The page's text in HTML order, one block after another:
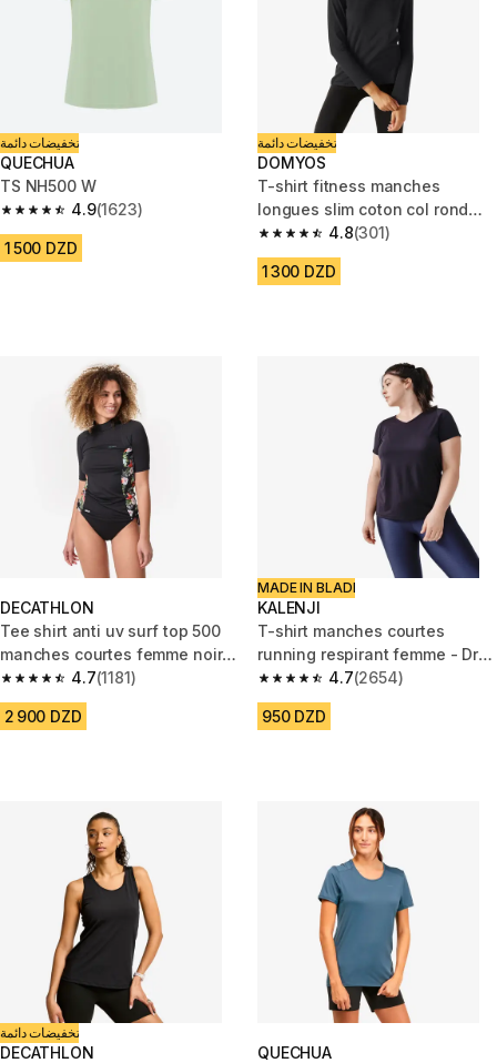
تخفيضات دائمة
QUECHUA
TS NH500 W
4.9
4.9 out of 5 stars from 1623 reviews
(1623)
1 500 DZD
تخفيضات دائمة
DOMYOS
T-shirt fitness manches
longues slim coton col rond
femme noir4.8
4.8 out of 5 stars from 301
(301)
1 300 DZD
DECATHLON
Tee shirt anti uv surf top 500
manches courtes femme noir
et floral parrot
4.7
4.7 out of 5 stars from 1181 reviews
(1181)
2 900 DZD
MADE IN BLADI
KALENJI
T-shirt manches courtes
running respirant femme - Dry
noir
4.7
4.7 out of 5 stars from 2654
(2654)
950 DZD
تخفيضات دائمة
DECATHLON
QUECHUA